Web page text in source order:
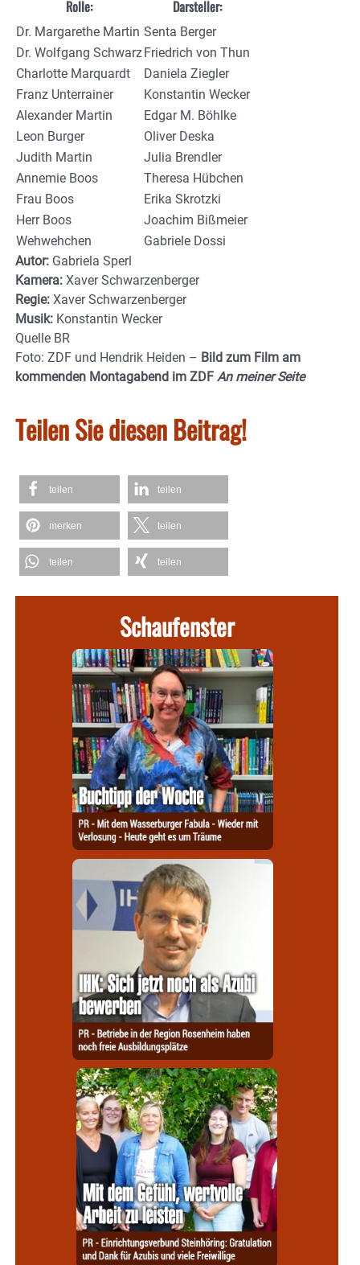
Rolle: Darsteller:
Dr. Margarethe Martin Senta Berger
Dr. Wolfgang SchwarzFriedrich von Thun
Charlotte Marquardt
Daniela Ziegler
Franz Unterrainer
Konstantin Wecker
Alexander Martin
Edgar M. Böhlke
Leon Burger
Oliver Deska
Judith Martin
Julia Brendler
Annemie Boos
Theresa Hübchen
Frau Boos
Erika Skrotzki
Herr Boos
Joachim Bißmeier
Wehwehchen
Gabriele Dossi
Autor: Gabriela Sperl
Kamera: Xaver Schwarzenberger
Regie: Xaver Schwarzenberger
Musik: Konstantin Wecker
Quelle BR
Foto: ZDF und Hendrik Heiden – Bild zum Film am
kommenden Montagabend im ZDF An meiner Seite
Teilen Sie diesen Beitrag!
teilen teilen
merken teilen
teilen teilen
Schaufenster